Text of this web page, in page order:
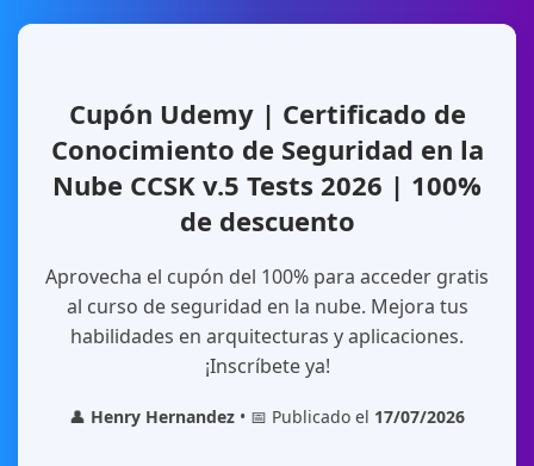
Cupón Udemy | Certificado de
Conocimiento de Seguridad en la
Nube CCSK v.5 Tests 2026 | 100%
de descuento
Aprovecha el cupón del 100% para acceder gratis
al curso de seguridad en la nube. Mejora tus
habilidades en arquitecturas y aplicaciones.
¡Inscríbete ya!
👤 Henry Hernandez • 📅 Publicado el 17/07/2026